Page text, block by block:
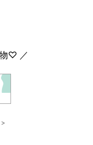
♡ ／
>